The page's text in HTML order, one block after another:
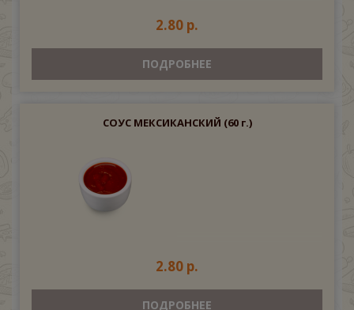
2.80 р.
ПОДРОБНЕЕ
СОУС МЕКСИКАНСКИЙ (60 г.)
2.80 р.
ПОДРОБНЕЕ